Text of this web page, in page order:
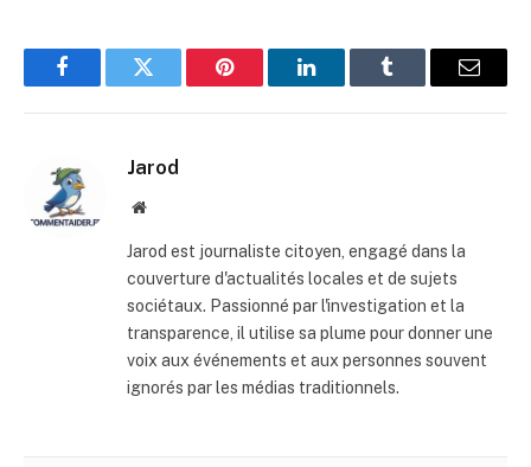
FacebookTwitter Pinterest LinkedInTumblr
E-
Jarod
Site
Jarod est journaliste citoyen, engagé dans la
couverture d'actualités locales et de sujets
sociétaux. Passionné par l'investigation et la
transparence, il utilise sa plume pour donner une
voix aux événements et aux personnes souvent
ignorés par les médias traditionnels.